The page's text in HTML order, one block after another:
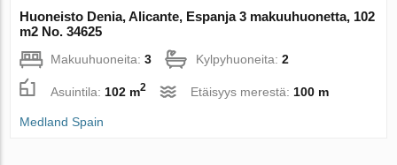
Huoneisto Denia, Alicante, Espanja 3 makuuhuonetta, 102
m2 No. 34625
Makuuhuoneita:3 Kylpyhuoneita:2
Asuintila: 102 m2 Etäisyys merestä: 100 m
Medland Spain